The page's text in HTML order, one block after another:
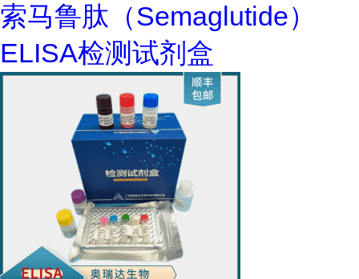
索马鲁肽（Semaglutide）
ELISA检测试剂盒